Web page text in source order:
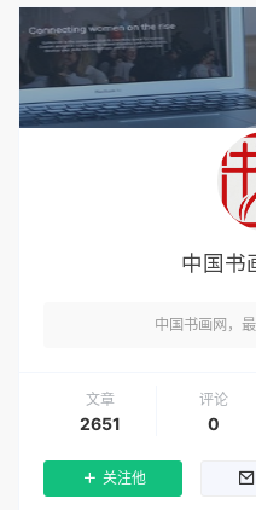
中国书
中国书画网，
文章
2651
评论
0
关注他